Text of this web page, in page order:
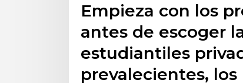
Empieza con los
antes de escoger
estudiantiles
prevalecientes,